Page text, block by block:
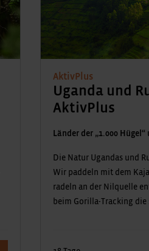
AktivPlus
Uganda und
AktivPlus
Länder der „1.000
Die Natur Ugandas und
Wir paddeln mit dem
radeln an der Nilquelle
beim Gorilla-Tracking